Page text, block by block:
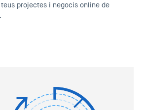
projectes i negocis online de